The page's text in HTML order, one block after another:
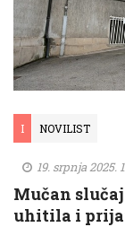
I NOVILIST
19. srpnja 2025.
Mučan
uhitila i